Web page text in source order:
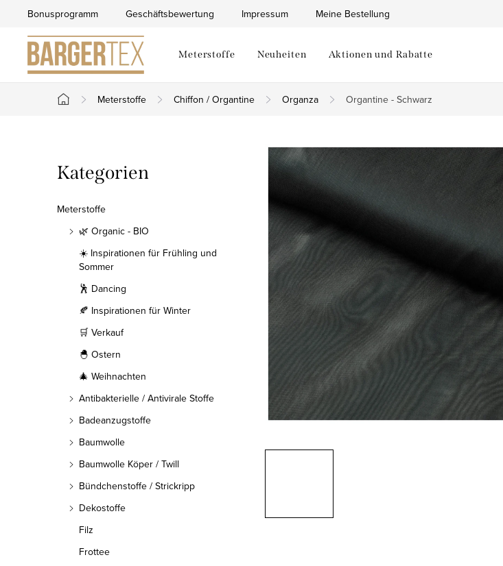
springen
Bonusprogramm Geschäftsbewertung Impressum Meine Bestellung
Meterstoffe Neuheiten Aktionen und Rabatte
Startseite
Meterstoffe Chiffon / Organtine Organza Organtine - Schwarz
e
i
Kategorien
überspringen
Kategorien
Meterstoffe
🌿 Organic - BIO
☀️ Inspirationen für Frühling und
Sommer
🕺 Dancing
🍂 Inspirationen für Winter
🛒 Verkauf
🐣 Ostern
🎄 Weihnachten
Antibakterielle / Antivirale Stoffe
Badeanzugstoffe
Baumwolle
Baumwolle Köper / Twill
Bündchenstoffe / Strickripp
Dekostoffe
Filz
Frottee